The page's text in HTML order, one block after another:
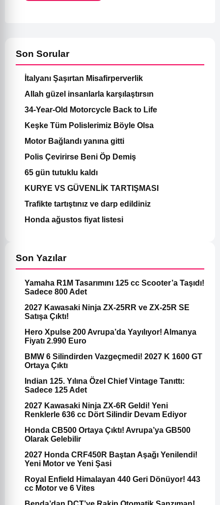
Son Sorular
İtalyanı Şaşırtan Misafirperverlik
Allah güzel insanlarla karşılaştırsın
34-Year-Old Motorcycle Back to Life
Keşke Tüm Polislerimiz Böyle Olsa
Motor Bağlandı yanına gitti
Polis Çevirirse Beni Öp Demiş
65 gün tutuklu kaldı
KURYE VS GÜVENLİK TARTIŞMASI
Trafikte tartıştınız ve darp edildiniz
Honda ağustos fiyat listesi
Son Yazılar
Yamaha R1M Tasarımını 125 cc Scooter’a Taşıdı!
Sadece 800 Adet
2027 Kawasaki Ninja ZX-25RR ve ZX-25R SE
Satışa Çıktı!
Hero Xpulse 200 Avrupa’da Yayılıyor! Almanya
Fiyatı 2.990 Euro
BMW 6 Silindirden Vazgeçmedi! 2027 K 1600 GT
Ortaya Çıktı
Indian 125. Yılına Özel Chief Vintage Tanıttı:
Sadece 125 Adet
2027 Kawasaki Ninja ZX-6R Geldi! Yeni
Renklerle 636 cc Dört Silindir Devam Ediyor
Honda CB500 Ortaya Çıktı! Avrupa’ya GB500
Olarak Gelebilir
2027 Honda CRF450R Baştan Aşağı Yenilendi!
Yeni Motor ve Yeni Şasi
Royal Enfield Himalayan 440 Geri Dönüyor! 443
cc Motor ve 6 Vites